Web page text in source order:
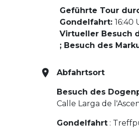
Geführte Tour
Gondelfahrt: 16:40
Virtueller Besuch
; Besuch des
Abfahrtsort
Besuch des
Calle Larga de
Gondelfahrt :